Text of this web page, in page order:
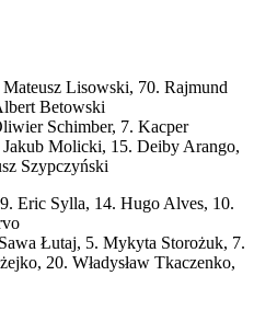
Lisowski, 70. Rajmund
Betowski
Schimber, 7. Kacper
Molicki, 15. Deiby Arango,
Szypczyński
Eric Sylla, 14. Hugo Alves, 10.
Łutaj, 5. Mykyta Storożuk, 7.
20. Władysław Tkaczenko,